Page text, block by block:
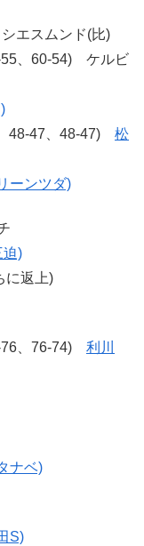
エスムンド(比)
、60-54) ケルビ
48-47、48-47) 松
ーンツダ)
迫)
に返上)
、76-74) 利川
ナベ)
S)